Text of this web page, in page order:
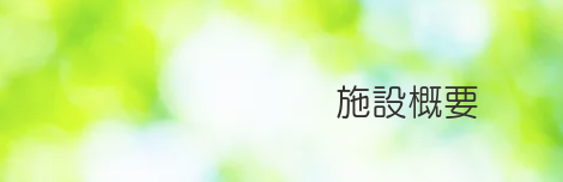
施設概要